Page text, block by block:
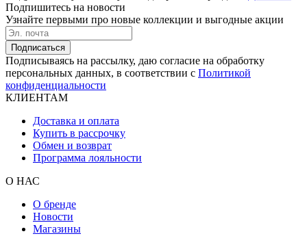
Подпишитесь на новости
Узнайте первыми про новые коллекции и выгодные акции
Подписаться
Подписываясь на рассылку, даю согласие на обработку
персональных данных, в соответствии с Политикой
конфиденциальности
КЛИЕНТАМ
Доставка и оплата
Купить в рассрочку
Обмен и возврат
Программа лояльности
О НАС
О бренде
Новости
Магазины